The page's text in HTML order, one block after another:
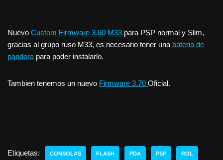
Nuevo Custom Firmware 3.60 M33 para PSP normal y Slim,
gracias al grupo ruso M33, es necesario tener una bateria de
pandora para poder instalarlo.
Tambien tenemos un nuevo Firmware 3.70 Oficial.
Etiquetas: CONSOLAS FLASH PDA PSP ROL